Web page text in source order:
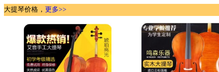
大提琴价格， 更多>>